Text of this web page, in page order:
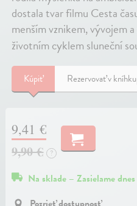
dostala tvar filmu Cesta
menším vznikem, vývojem
životním cyklem sluneční
Kúpiť Rezervovať v
9,41 €
9,90 €
?
Na sklade – Zasielame dnes